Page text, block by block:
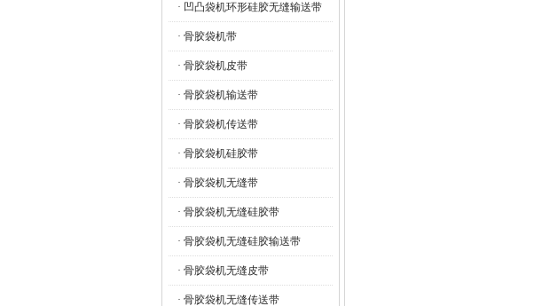
· 凹凸袋机环形硅胶无缝输送带
· 骨胶袋机带
· 骨胶袋机皮带
· 骨胶袋机输送带
· 骨胶袋机传送带
· 骨胶袋机硅胶带
· 骨胶袋机无缝带
· 骨胶袋机无缝硅胶带
· 骨胶袋机无缝硅胶输送带
· 骨胶袋机无缝皮带
· 骨胶袋机无缝传送带